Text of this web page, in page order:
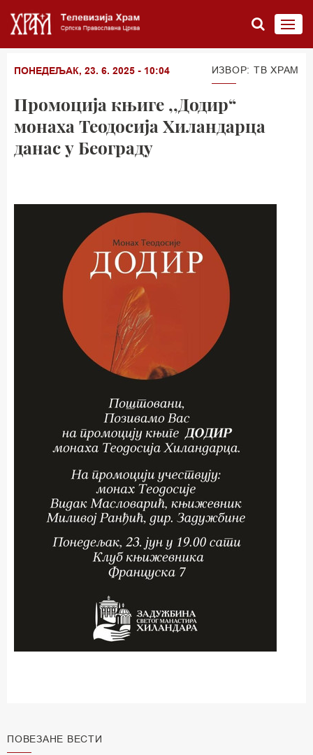
ПОНЕДЕЉАК, 23. 6. 2025 - 10:04 ИЗВОР: ТВ ХРАМ
Промоција књиге ,,Додир“
монаха Теодосија Хиландарца
данас у Београду
ПОВЕЗАНЕ ВЕСТИ